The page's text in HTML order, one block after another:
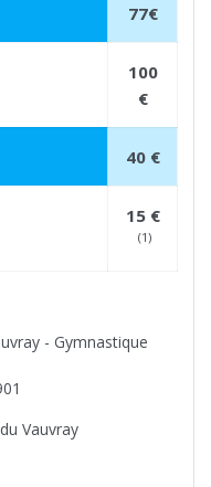
77€
100
€
40 €
15 €
(1)
Vauvray